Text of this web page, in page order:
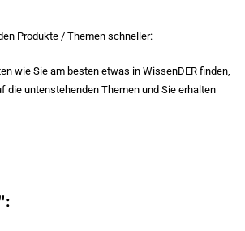
Produkte / Themen schneller:
wie Sie am besten etwas in WissenDER finden,
die untenstehenden Themen und Sie erhalten